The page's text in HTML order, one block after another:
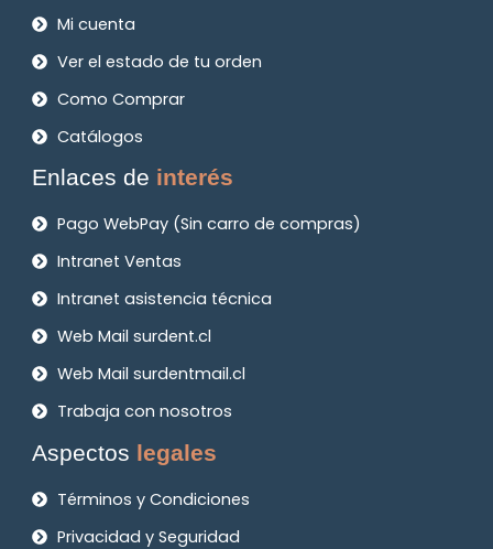
Mi cuenta
Ver el estado de tu orden
Como Comprar
Catálogos
Enlaces de interés
Pago WebPay (Sin carro de compras)
Intranet Ventas
Intranet asistencia técnica
Web Mail surdent.cl
Web Mail surdentmail.cl
Trabaja con nosotros
Aspectos legales
Términos y Condiciones
Privacidad y Seguridad